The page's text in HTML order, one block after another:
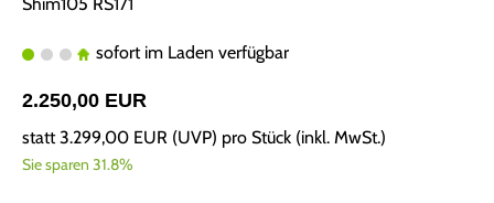
sofort im Laden verfügbar
2.250,00 EUR
statt3.299,00 EUR (UVP) pro Stück (inkl. MwSt.)
Sie sparen 31.8%